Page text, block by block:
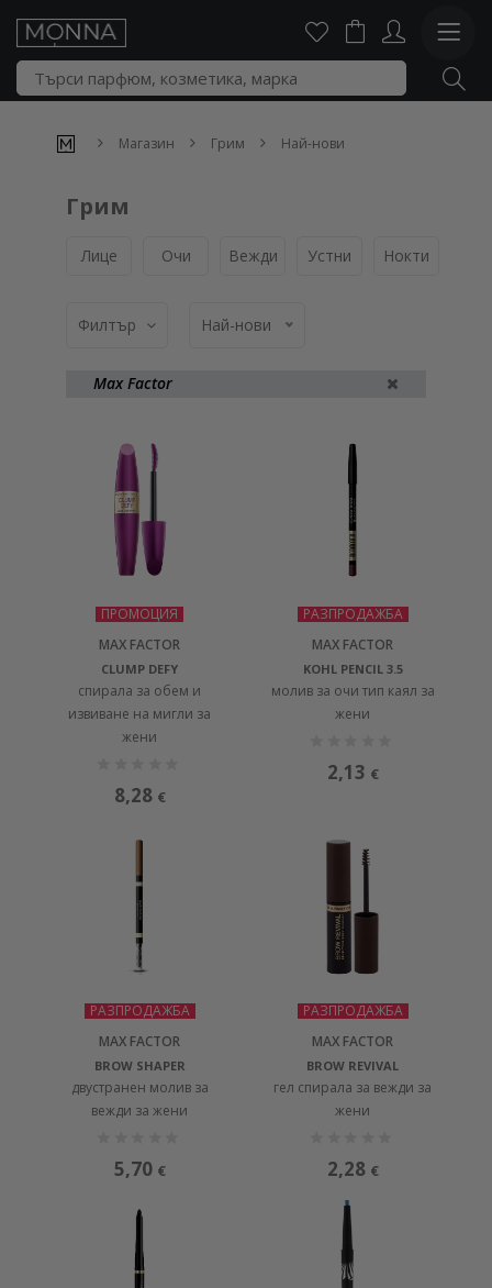
Магазин Грим Най-нови
Грим
Лице Очи Вежди Устни Нокти
Филтър Най-нови
Max Factor
ПРОМОЦИЯ
MAX FACTOR
CLUMP DEFY
спирала за обем и
извиване на мигли за
жени
8,28 €
РАЗПРОДАЖБА
MAX FACTOR
KOHL PENCIL 3.5
молив за очи тип каял за
жени
2,13 €
РАЗПРОДАЖБА
MAX FACTOR
BROW SHAPER
двустранен молив за
вежди за жени
5,70 €
РАЗПРОДАЖБА
MAX FACTOR
BROW REVIVAL
гел спирала за вежди за
жени
2,28 €